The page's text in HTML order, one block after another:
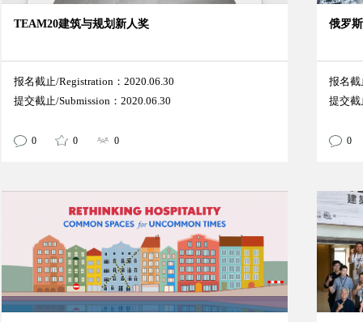
TEAM20建筑与规划新人奖
报名截止/Registration：2020.06.30
提交截止/Submission：2020.06.30
0 0 0
俄罗
报名截
提交截
0